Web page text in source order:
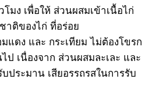
มง เพื่อให้ ส่วนผสมเข้าเนื้อไก่
าติของไก่ ที่อร่อย
แดง และ กระเทียม ไม่ต้องโขรก
ป เนื่องจาก ส่วนผสมละเละ และ
ประมาน เสียอรรถรสในการรับ